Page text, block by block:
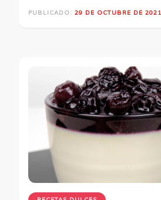
PUBLICADO: 29 DE OCTUBRE DE 2021